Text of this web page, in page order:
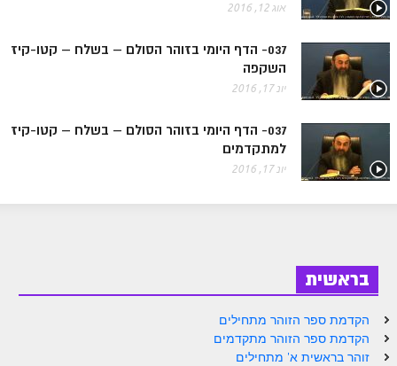
הזוהר הקדוש ויחי מתחילים
הזוהר הקדוש ויחי מתקדמים
ספר הזוהר – שמות
הזוהר הקדוש שמות מתקדמים
הזוהר הקדוש וארא מתחילים
הזוהר הקדוש בא מתקדמים
הזוהר הקדוש בשלח מתקדמים
אוג 12, 2016
037- הדף היומי בזוהר הסולם – בשלח – קטו-קיז
השקפה
יונ 17, 2016
037- הדף היומי בזוהר הסולם – בשלח – קטו-קיז
למתקדמים
יונ 17, 2016
בראשית
הקדמת ספר הזוהר מתחילים
הקדמת ספר הזוהר מתקדמים
זוהר בראשית א' מתחילים